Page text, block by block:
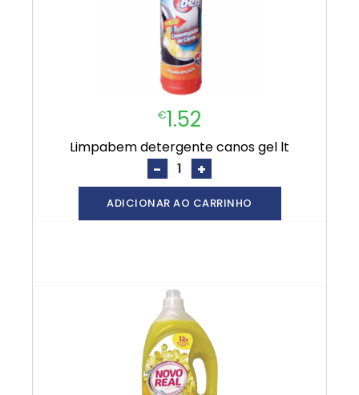
€1.52
limpabem detergente canos gel lt
- +
ADICIONAR AO CARRINHO